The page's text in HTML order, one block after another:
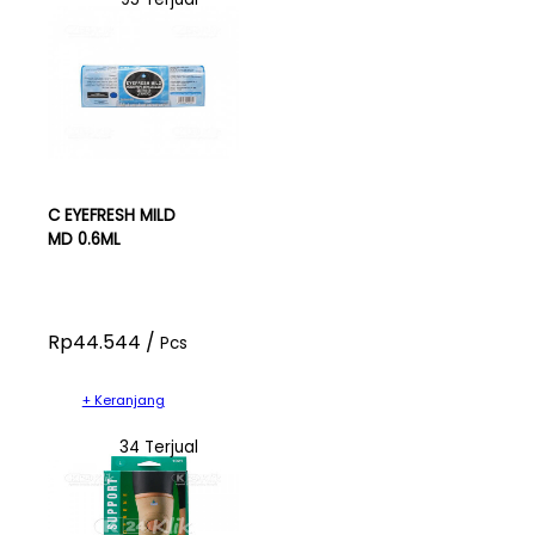
C EYEFRESH MILD
MD 0.6ML
Rp44.544 / Pcs
+ Keranjang
34 Terjual